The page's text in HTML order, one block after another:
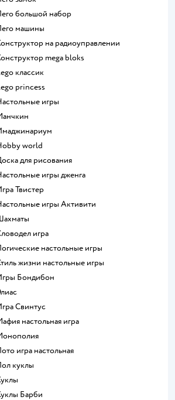
Лего большой набор
Лего машины
Конструктор на радиоуправлении
Конструктор mega bloks
Lego классик
Lego princess
Настольные игры
Манчкин
Имаджинариум
Hobby world
Доска для рисования
Настольные игры дженга
Игра Твистер
Настольные игры Активити
Шахматы
Словодел игра
Логические настольные игры
Стиль жизни настольные игры
Игры Бондибон
Элиас
Игра Свинтус
Мафия настольная игра
Монополия
Лото игра настольная
Лол куклы
Куклы
Куклы Барби